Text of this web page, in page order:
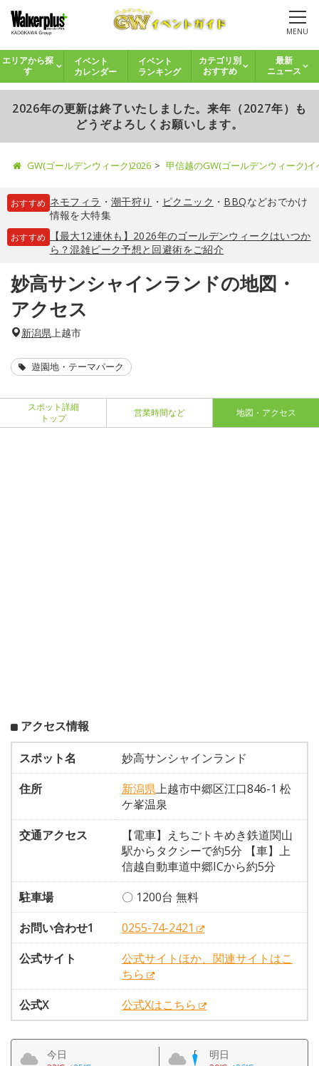
MENU
エリアから探
す
イベント
カレンダー
イベント
ランキング
カテゴリ別
おすすめ
最新
ニュース
2026年の更新は終了いたしました。来年（2027年）も
どうぞよろしくお願いします。
GW(ゴールデンウィーク)2026 甲信越のGW(ゴールデンウィーク)
おすすめ ネモフィラ ・ 潮干狩り ・ ピクニック ・ BBQなどおでかけ
情報を大特集
おすすめ
【最大12連休も】2026年のゴールデンウィークはいつか
ら？混雑ピーク予想と回避術をご紹介
妙高サンシャインランドの地図・
アクセス
新潟県上越市
遊園地・テーマパーク
スポット詳細
トップ
営業時間など 地図・アクセス
アクセス情報
スポット名
妙高サンシャインランド
住所
新潟県上越市中郷区江口846-1 松
ケ峯温泉
交通アクセス
【電車】えちごトキめき鉄道関山
駅からタクシーで約5分 【車】上
信越自動車道中郷ICから約5分
駐車場
〇 1200台 無料
お問い合わせ1
0255-74-2421
公式サイト
公式サイトほか、関連サイトはこ
ちら
公式X
公式Xはこちら
今日 明日